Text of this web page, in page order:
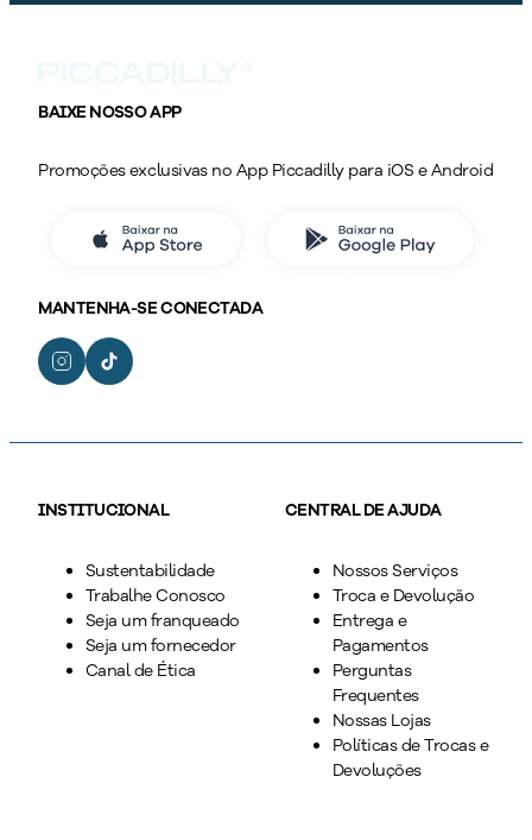
BAIXE NOSSO APP
Promoções exclusivas no App Piccadilly para iOS e Android
MANTENHA-SE CONECTADA
INSTITUCIONAL
Sustentabilidade
Trabalhe Conosco
Seja um franqueado
Seja um fornecedor
Canal de Ética
CENTRAL DE AJUDA
Nossos Serviços
Troca e Devolução
Entrega e
Pagamentos
Perguntas
Frequentes
Nossas Lojas
Políticas de Trocas e
Devoluções